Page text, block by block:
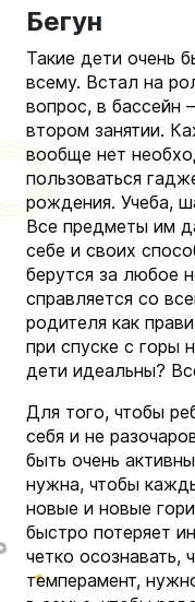
Бегун
Такие дети очень
всему. Встал на
вопрос, в бассейн
втором занятии.
вообще нет
пользоваться
рождения. Учеба,
Все предметы им
себе и своих
берутся за любое
справляется со
родителя как
при спуске с горы
дети идеальны?
Для того, чтобы
себя и не
быть очень
нужна, чтобы
новые и новые
быстро потеряет
четко осознавать,
темперамент,